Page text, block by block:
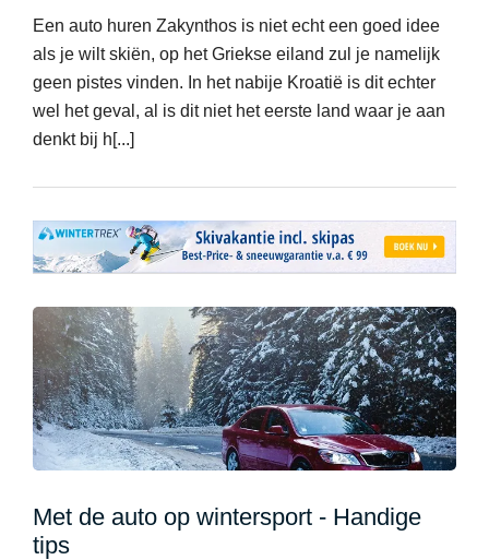
Een auto huren Zakynthos is niet echt een goed idee
als je wilt skiën, op het Griekse eiland zul je namelijk
geen pistes vinden. In het nabije Kroatië is dit echter
wel het geval, al is dit niet het eerste land waar je aan
denkt bij h[...]
Met de auto op wintersport - Handige
tips